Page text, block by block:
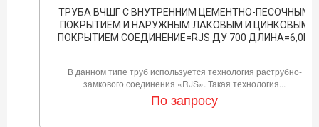
ТРУБА ВЧШГ С ВНУТРЕННИМ ЦЕМЕНТНО-ПЕСОЧНЫМ
ПОКРЫТИЕМ И НАРУЖНЫМ ЛАКОВЫМ И ЦИНКОВЫМ
ПОКРЫТИЕМ СОЕДИНЕНИЕ=RJS ДУ 700 ДЛИНА=6,0М
В данном типе труб используется технология раструбно-
замкового соединения «RJS». Такая технология...
По запросу